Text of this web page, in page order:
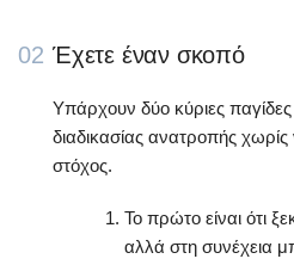
02 Έχετε έναν σκοπό
Υπάρχουν δύο κύριες
διαδικασίας ανατροπής
στόχος.
Το πρώτο είναι ότι
αλλά στη συνέχεια